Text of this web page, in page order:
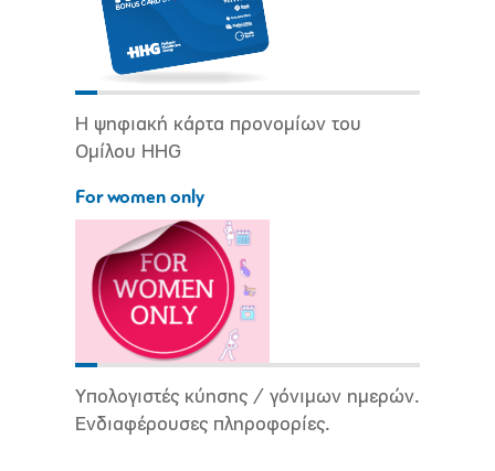
Η ψηφιακή κάρτα προνομίων του
Ομίλου HHG
For women only
Υπολογιστές κύησης / γόνιμων ημερών.
Ενδιαφέρουσες πληροφορίες.